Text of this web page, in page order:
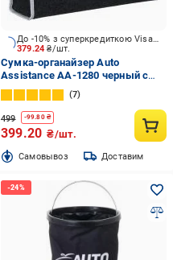
379.24₴/шт.
До -10% з суперкредиткою Visa Вигода
Сумка-органайзер Auto
Assistance AA-1280 черный с
серым
7
499 -99.80₴
399.20 ₴/шт.
Cамовывоз Доставим